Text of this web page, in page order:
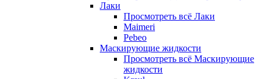
Лаки
Просмотреть всё Лаки
Maimeri
Pebeo
Маскирующие жидкости
Просмотреть всё Маскирующие
жидкости